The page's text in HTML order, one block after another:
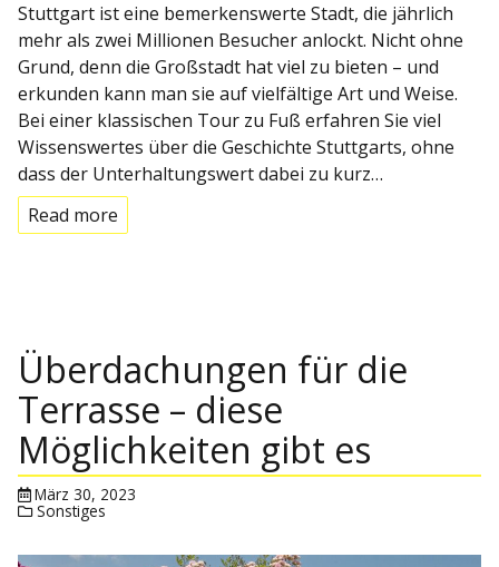
Stuttgart ist eine bemerkenswerte Stadt, die jährlich
mehr als zwei Millionen Besucher anlockt. Nicht ohne
Grund, denn die Großstadt hat viel zu bieten – und
erkunden kann man sie auf vielfältige Art und Weise.
Bei einer klassischen Tour zu Fuß erfahren Sie viel
Wissenswertes über die Geschichte Stuttgarts, ohne
dass der Unterhaltungswert dabei zu kurz…
Read more
Überdachungen für die
Terrasse – diese
Möglichkeiten gibt es
März 30, 2023
Sonstiges